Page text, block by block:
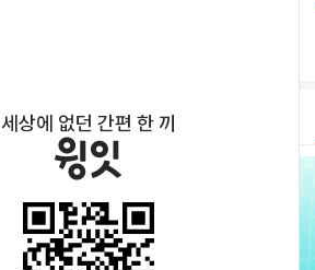
세상에 없던 간편 한 끼